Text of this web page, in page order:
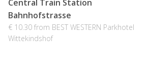
Central Train Station
Bahnhofstrasse
€ 10.30 from BEST WESTERN Parkhotel
Wittekindshof